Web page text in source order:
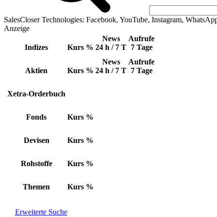
SalesCloser Technologies: Facebook, YouTube, Instagram,
Anzeige
Indizes Kurs %
News
24 h / 7 T
Aufrufe
7 Tage
Aktien Kurs %
News
24 h / 7 T
Aufrufe
7 Tage
Xetra-Orderbuch
Fonds Kurs %
Devisen Kurs %
Rohstoffe Kurs %
Themen Kurs %
Erweiterte Suche